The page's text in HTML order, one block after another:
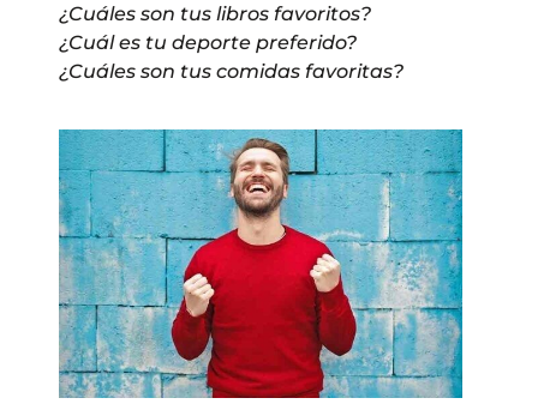
¿Cuáles son tus libros favoritos?
¿Cuál es tu deporte preferido?
¿Cuáles son tus comidas favoritas?